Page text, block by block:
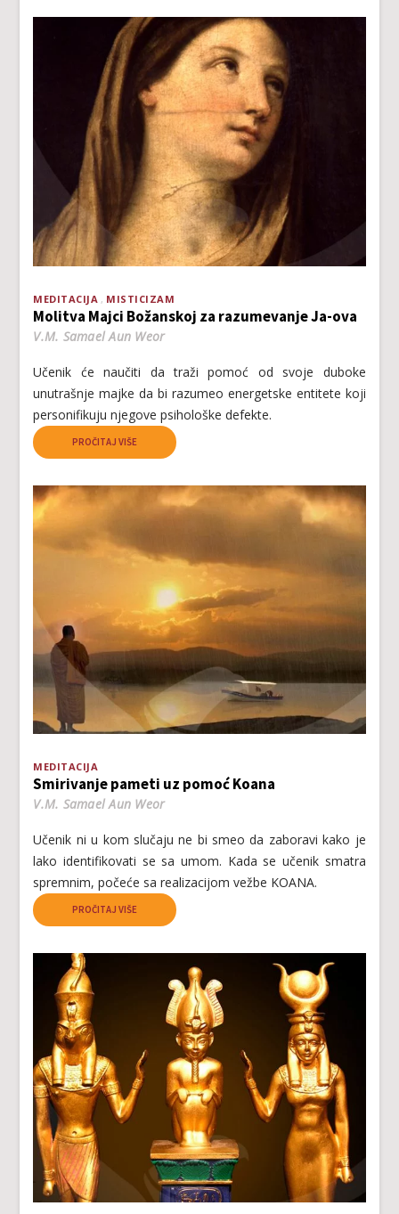
MEDITACIJA MISTICIZAM
Molitva Majci Božanskoj za razumevanje Ja-ova
V.M. Samael Aun Weor
Učenik će naučiti da traži pomoć od svoje duboke
unutrašnje majke da bi razumeo energetske entitete koji
personifikuju njegove psihološke defekte.
PROČITAJ VIŠE
MEDITACIJA
Smirivanje pameti uz pomoć Koana
V.M. Samael Aun Weor
Učenik ni u kom slučaju ne bi smeo da zaboravi kako je
lako identifikovati se sa umom. Kada se učenik smatra
spremnim, počeće sa realizacijom vežbe KOANA.
PROČITAJ VIŠE